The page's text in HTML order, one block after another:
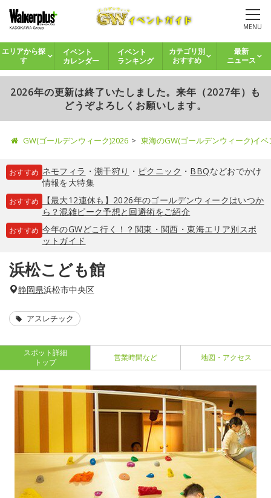
MENU
エリアから探
す
イベント
カレンダー
イベント
ランキング
カテゴリ別
おすすめ
最新
ニュース
2026年の更新は終了いたしました。来年（2027年）も
どうぞよろしくお願いします。
GW(ゴールデンウィーク)2026 東海のGW(ゴールデンウィーク)イ
おすすめ ネモフィラ ・ 潮干狩り ・ ピクニック ・ BBQなどおでかけ
情報を大特集
おすすめ
【最大12連休も】2026年のゴールデンウィークはいつか
ら？混雑ピーク予想と回避術をご紹介
おすすめ 今年のGWどこ行く！？関東・関西・東海エリア別スポ
ットガイド
浜松こども館
静岡県浜松市中央区
アスレチック
スポット詳細
トップ
営業時間など 地図・アクセス